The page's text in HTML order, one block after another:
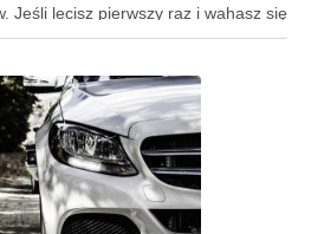
Jeśli lecisz pierwszy raz i wahasz się
obie wyspy na czynniki …